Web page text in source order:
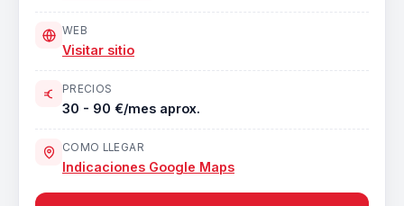
WEB
Visitar sitio
PRECIOS
30 - 90 €/mes aprox.
COMO LLEGAR
Indicaciones Google Maps